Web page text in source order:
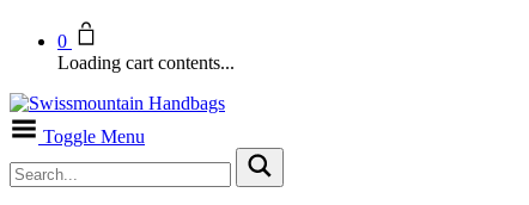
0
Loading cart contents...
Toggle Menu